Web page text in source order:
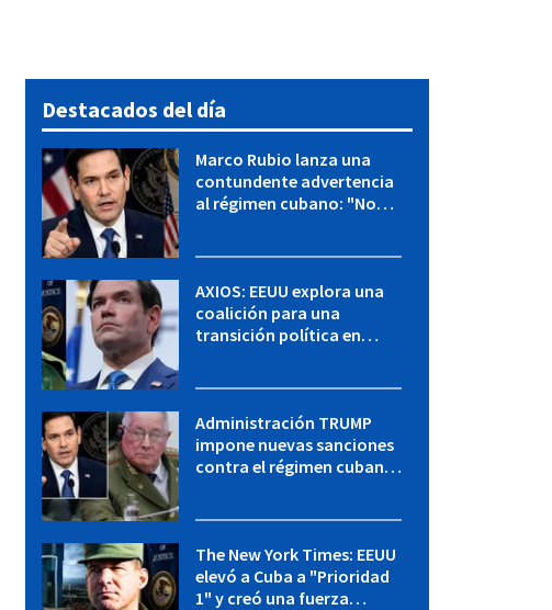
Destacados del día
Marco Rubio lanza una
contundente advertencia
al régimen cubano: "No
AXIOS: EEUU explora una
coalición para una
transición política en
Administración TRUMP
impone nuevas sanciones
contra el régimen cubano:
The New York Times: EEUU
elevó a Cuba a "Prioridad
1" y creó una fuerza